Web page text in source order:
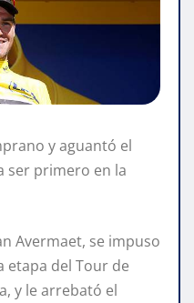
y aguantó el
ser primero en la
Avermaet, se impuso
etapa del Tour de
y le arrebató el